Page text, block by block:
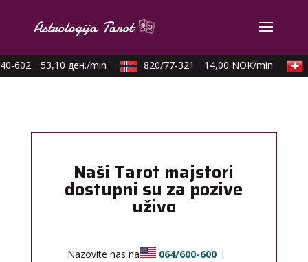
602 53,10 ден./min 820/77-321 14,00 NOK/min
Naši Tarot majstori
dostupni su za pozive
uživo
Nazovite nas na 064/600-600 i